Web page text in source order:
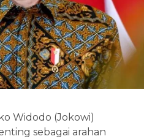
Widodo (Jokowi)
sebagai arahan